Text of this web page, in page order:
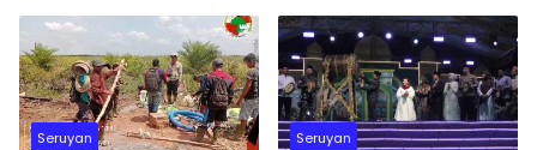
Seruyan Seruyan